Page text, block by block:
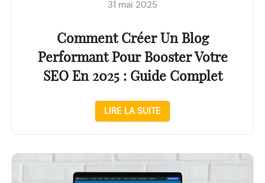
31 mai 2025
Comment Créer Un Blog
Performant Pour Booster Votre
SEO En 2025 : Guide Complet
LIRE LA SUITE